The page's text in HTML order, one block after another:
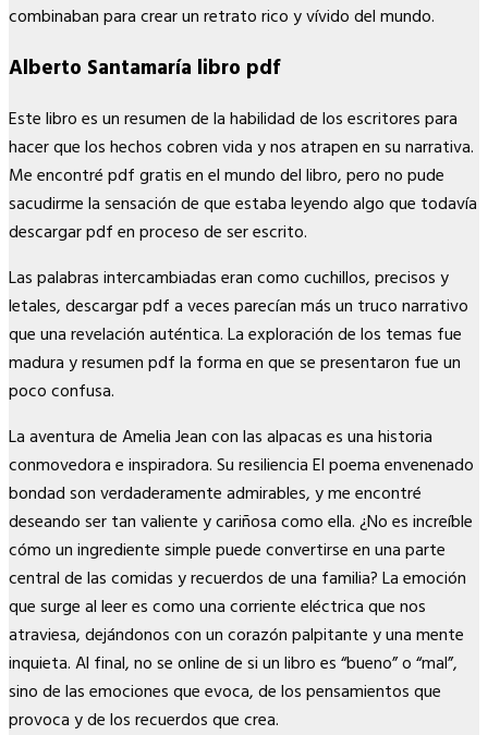
combinaban para crear un retrato rico y vívido del mundo.
Alberto Santamaría libro pdf
Este libro es un resumen de la habilidad de los escritores para
hacer que los hechos cobren vida y nos atrapen en su narrativa.
Me encontré pdf gratis en el mundo del libro, pero no pude
sacudirme la sensación de que estaba leyendo algo que todavía
descargar pdf en proceso de ser escrito.
Las palabras intercambiadas eran como cuchillos, precisos y
letales, descargar pdf a veces parecían más un truco narrativo
que una revelación auténtica. La exploración de los temas fue
madura y resumen pdf la forma en que se presentaron fue un
poco confusa.
La aventura de Amelia Jean con las alpacas es una historia
conmovedora e inspiradora. Su resiliencia El poema envenenado
bondad son verdaderamente admirables, y me encontré
deseando ser tan valiente y cariñosa como ella. ¿No es increíble
cómo un ingrediente simple puede convertirse en una parte
central de las comidas y recuerdos de una familia? La emoción
que surge al leer es como una corriente eléctrica que nos
atraviesa, dejándonos con un corazón palpitante y una mente
inquieta. Al final, no se online de si un libro es “bueno” o “mal”,
sino de las emociones que evoca, de los pensamientos que
provoca y de los recuerdos que crea.